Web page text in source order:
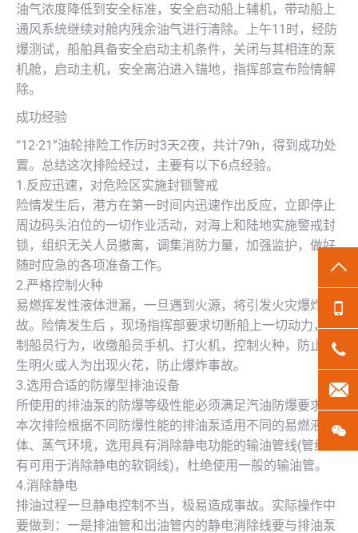
油气浓度降低到安全标准，安全启动船上辅机，带动船上
通风系统继续对舱内残余油气进行清除。上午11时，经防
爆测试，船舶具备安全启动主机条件，关闭与其相连的泵
机舱，启动主机，安全离泊进入锚地，指挥部宣布险情解
除。
成功经验
“12·21”油轮排险工作历时3天2夜，共计79h，得到成功处
置。总结这次排险经过，主要有以下6点经验。
1.反应迅速，对危险区实施封锁警戒
险情发生后，港方在第一时间内迅速作出反应，立即停止
周边码头泊位的一切作业活动，对海上和陆地实施警戒封
锁，组织无关人员撤离，调集消防力量，加强监护，做好
随时应急的各项准备工作。
2.严格控制火种
易燃挥发性液体泄漏，一旦遇到火源，将引发火灾爆炸事
故。险情发生后 ，现场指挥部要求切断船上一切动力，控
制船员行为，收缴船员手机、打火机，控制火种，防止产
生明火或人为出现火花，防止爆炸事故。
3.选用合适的防爆型排油设备
所使用的排油泵的防爆等级性能必须满足汽油防爆要求，
本次排险根据不同防爆性能的排油泵适用不同的易燃液
体、蒸气环境，选用具有消除静电功能的输油管线(管线内
有可用于消除静电的软铜线)，杜绝使用一般的输油管。
4.消除静电
排油过程一旦静电控制不当，极易造成事故。实际操作中
要做到：一是排油管和出油管内的静电消除线要与排油泵
微